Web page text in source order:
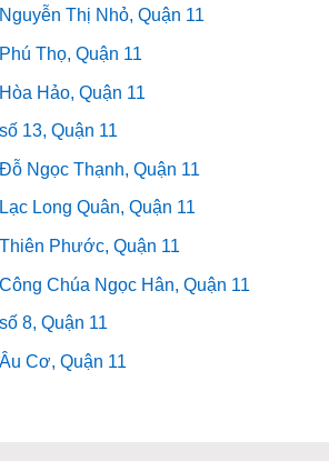
Thị Nhỏ, Quận 11
Thọ, Quận 11
Hảo, Quận 11
13, Quận 11
Ngọc Thạnh, Quận 11
Long Quân, Quận 11
Phước, Quận 11
Chúa Ngọc Hân, Quận 11
8, Quận 11
Cơ, Quận 11